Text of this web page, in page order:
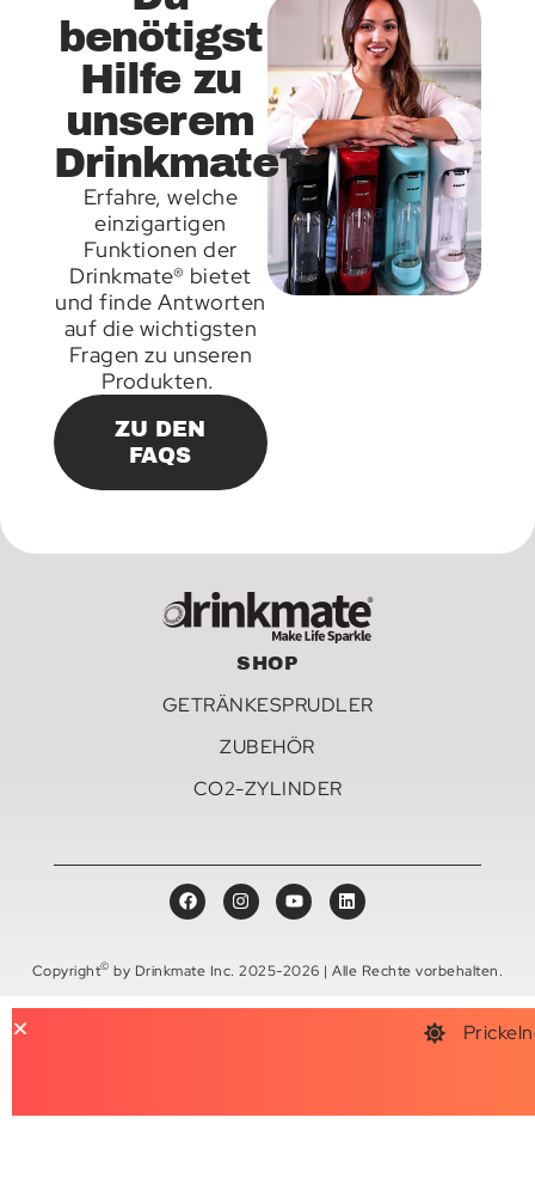
benötigst
Hilfe zu
unserem
Drinkmate?
Erfahre, welche
einzigartigen
Funktionen der
Drinkmate® bietet
und finde Antworten
auf die wichtigsten
Fragen zu unseren
Produkten.
ZU DEN
FAQS
SHOP
GETRÄNKESPRUDLER
ZUBEHÖR
CO2-ZYLINDER
Copyright© by Drinkmate Inc. 2025-2026 | Alle Rechte vorbehalten.